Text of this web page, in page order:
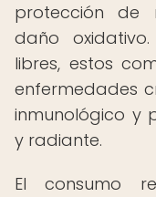
protección de
daño
libres, estos
enfermedades
inmunológico y
y radiante.
El consumo